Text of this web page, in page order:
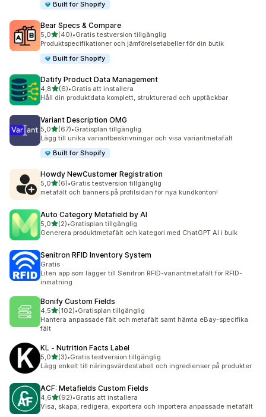
Built for Shopify
Bear Specs & Compare
5,0av 5 stjärnor
(40)
40 recensioner totalt
•Gratis testversion tillgänglig
Produktspecifikationer och jämförelsetabeller för din butik
Built for Shopify
Datify Product Data Management
4,8av 5 stjärnor
(6)
6 recensioner totalt
•Gratis att installera
Håll din produktdata komplett, strukturerad och upptäckbar
Variant Description OMG
5,0av 5 stjärnor
(67)
67 recensioner totalt
•Gratisplan tillgänglig
Lägg till unika variantbeskrivningar och visa variantmetafält
Built for Shopify
Howdy NewCustomer Registration
5,0av 5 stjärnor
(6)
6 recensioner totalt
•Gratis testversion tillgänglig
metafält och banners på profilsidan för nya kundkonton!
Auto Category Metafield by AI
5,0av 5 stjärnor
(2)
2 recensioner totalt
•Gratisplan tillgänglig
Generera produktmetafält och kategori med ChatGPT AI i bulk
Senitron RFID Inventory System
Gratis
Liten app som lägger till Senitron RFID-variantmetafält för RFID-
inmatning
Bonify Custom Fields
4,5av 5 stjärnor
(102)
102 recensioner totalt
•Gratisplan tillgänglig
Hantera anpassade fält och metafält samt hämta eBay-specifika
fält
KL ‑ Nutrition Facts Label
5,0av 5 stjärnor
(3)
3 recensioner totalt
•Gratis testversion tillgänglig
Lägg enkelt till näringsvärdestabell och ingredienser på produkter
ACF: Metafields Custom Fields
4,6av 5 stjärnor
(92)
92 recensioner totalt
•Gratis att installera
Visa, skapa, redigera, exportera och importera anpassade metafält